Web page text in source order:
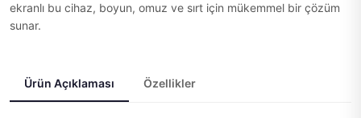
ekranlı bu cihaz, boyun, omuz ve sırt için mükemmel bir çözüm
sunar.
Ürün Açıklaması Özellikler